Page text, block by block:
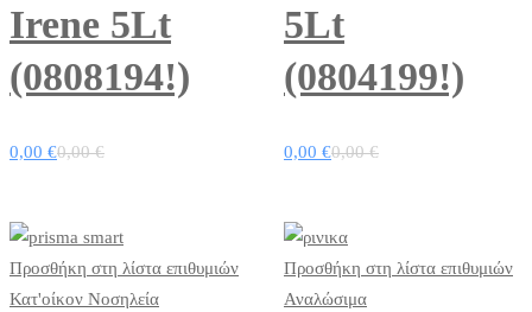
Irene 5Lt
(0808194!)
0,00 €0,00€
5Lt
(0804199!)
0,00 €0,00€
Προσθήκη στη λίστα επιθυμιών
Κατ'οίκον Νοσηλεία
Προσθήκη στη λίστα επιθυμιών
Αναλώσιμα